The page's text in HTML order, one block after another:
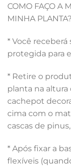
COMO FAÇO A
MINHA PLANTA?
* Você
protegida para
* Retire o
planta na
cachepot
cima com o
cascas de
* Após fixar a
flexíveis